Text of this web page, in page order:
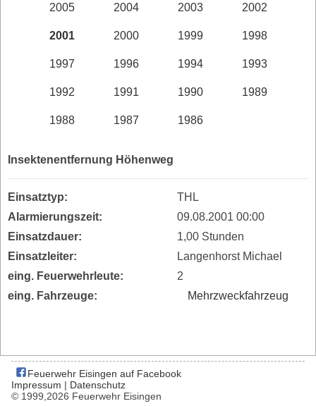
2005 2004 2003 2002
2001 2000 1999 1998
1997 1996 1994 1993
1992 1991 1990 1989
1988 1987 1986
Insektenentfernung Höhenweg
Einsatztyp:
THL
Alarmierungszeit:
09.08.2001 00:00
Einsatzdauer:
1,00 Stunden
Einsatzleiter:
Langenhorst Michael
eing. Feuerwehrleute:
2
eing. Fahrzeuge:
Mehrzweckfahrzeug
Feuerwehr Eisingen auf Facebook
Impressum | Datenschutz
© 1999,2026 Feuerwehr Eisingen